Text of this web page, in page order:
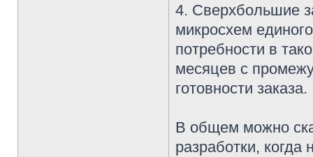
4. Сверхбольшие
микросхем
потребности в
месяцев с
готовности заказа.
В общем можно
разработки,